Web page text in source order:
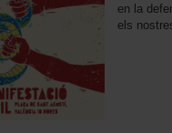
en la
els